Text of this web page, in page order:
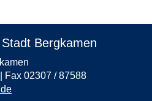
Bergkamen
Fax 02307 / 87588